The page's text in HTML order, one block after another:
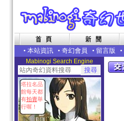
• 本站資訊 • 奇幻會員 • 留言版 •
Mabinogi Search Engine
塔拉名品
館每天都
有拍賣舉
行喔！